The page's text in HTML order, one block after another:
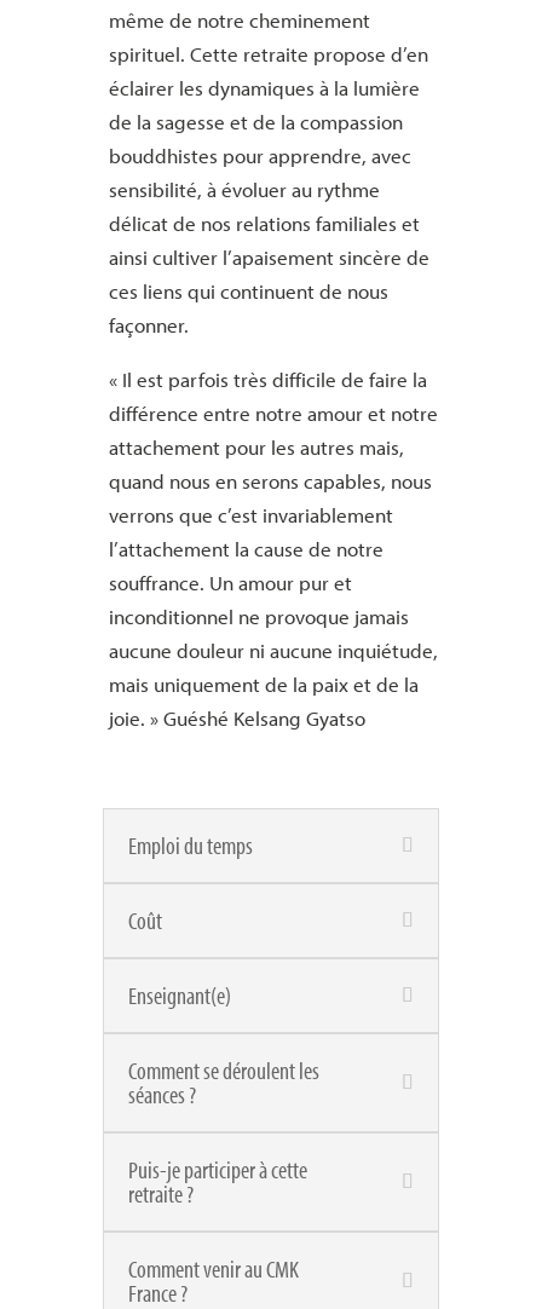
même de notre cheminement
spirituel. Cette retraite propose d’en
éclairer les dynamiques à la lumière
de la sagesse et de la compassion
bouddhistes pour apprendre, avec
sensibilité, à évoluer au rythme
délicat de nos relations familiales et
ainsi cultiver l’apaisement sincère de
ces liens qui continuent de nous
façonner.
« Il est parfois très difficile de faire la
différence entre notre amour et notre
attachement pour les autres mais,
quand nous en serons capables, nous
verrons que c’est invariablement
l’attachement la cause de notre
souffrance. Un amour pur et
inconditionnel ne provoque jamais
aucune douleur ni aucune inquiétude,
mais uniquement de la paix et de la
joie. » Guéshé Kelsang Gyatso
Emploi du temps
Coût
Enseignant(e)
Comment se déroulent les
séances ?
Puis-je participer à cette
retraite ?
Comment venir au CMK
France ?